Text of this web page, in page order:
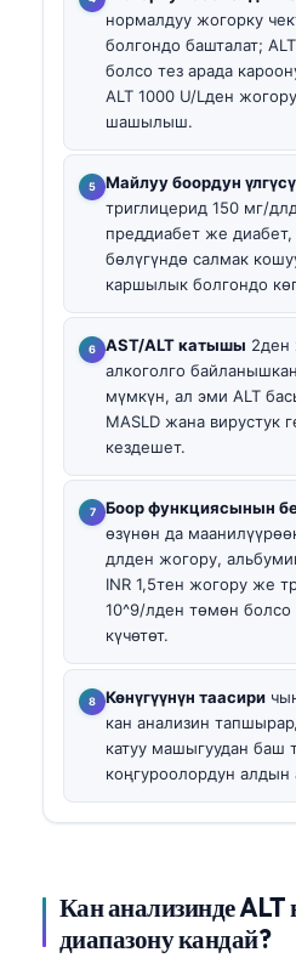
нормалдуу жогорку
болгондо башталат;
болсо тез арада
ALT 1000 U/Lден
шашылыш.
Майлуу боордун үлгүсү
триглицерид 150 мг/
преддиабет же
бөлүгүндө салмак
каршылык болгондо
AST/ALT катышы 2ден
алкоголго
мүмкүн, ал эми ALT
MASLD жана вирустук
кездешет.
Боор функциясынын
өзүнөн да
длден жогору,
INR 1,5тен жогору же
10^9/лден төмөн болсо
күчөтөт.
Көнүгүүнүн таасири
кан анализин
катуу машыгуудан баш
коңгуроолордун алдын
Кан анализинде ALT
диапазону кандай?